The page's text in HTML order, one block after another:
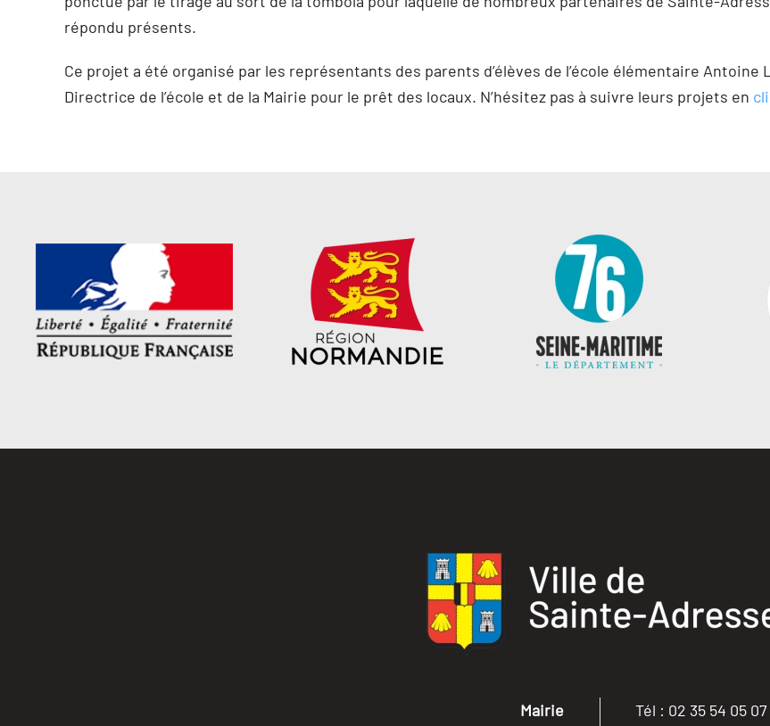
répondu présents.
Ce projet a été organisé par les représentants des parents d’élèves de l’école élémentaire
Directrice de l’école et de la Mairie pour le prêt des locaux. N’hésitez pas à suivre leurs projets en
Mairie Tél : 02 35 54 05 07